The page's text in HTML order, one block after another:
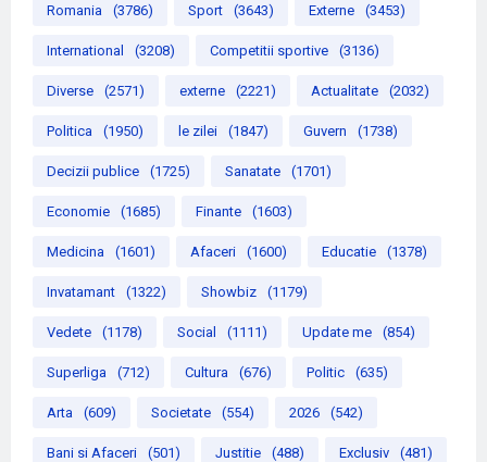
Romania (3786) Sport (3643) Externe (3453)
International (3208) Competitii sportive (3136)
Diverse (2571) externe (2221) Actualitate (2032)
Politica (1950) le zilei (1847) Guvern (1738)
Decizii publice (1725) Sanatate (1701)
Economie (1685) Finante (1603)
Medicina (1601) Afaceri (1600) Educatie (1378)
Invatamant (1322) Showbiz (1179)
Vedete (1178) Social (1111) Update me (854)
Superliga (712) Cultura (676) Politic (635)
Arta (609) Societate (554) 2026 (542)
Bani si Afaceri (501) Justitie (488) Exclusiv (481)